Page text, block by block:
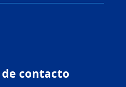
contacto